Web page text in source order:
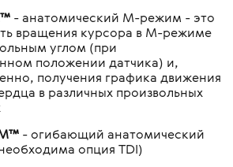
- анатомический М-режим - это
вращения курсора в М-режиме
углом (при
положении датчика) и,
получения графика движения
в различных произвольных
- огибающий анатомический
опция TDI)